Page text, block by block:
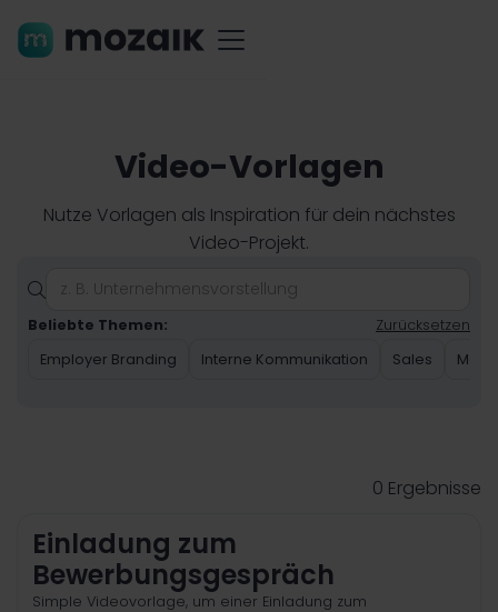
Video-Vorlagen
Nutze Vorlagen als Inspiration für dein nächstes
Video-Projekt.

Beliebte Themen:
Zurücksetzen
Employer Branding
Interne Kommunikation Sales
0 Ergebnisse
Einladung zum
Bewerbungsgespräch
Simple Videovorlage, um einer Einladung zum